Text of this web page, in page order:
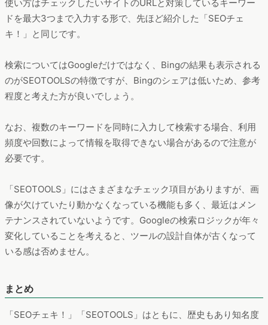
使い方はチェックしたいサイトのURLと対策しているキーワー
ドを最大3つまで入力する形で、先ほど紹介した「SEOチェ
キ！」と同じです。
検索についてはGoogleだけではなく、Bingの結果も表示される
のがSEOTOOLSの特徴ですが、Bingのシェアは低いため、参考
程度と考えた方が良いでしょう。
なお、複数のキーワードを同時に入力して検索する場合、利用
頻度や回数によって情報を取得できない場合があるので注意が
必要です。
「SEOTOOLS」にはさまざまなチェック項目がありますが、画
像が欠けていたり動かなくなっている機能も多く、最近はメン
テナンスされていないようです。Googleの検索ロジックが年々
変化していることを考えると、ツールの設計自体が古くなって
いる感は否めません。
まとめ
「SEOチェキ！」「SEOTOOLS」はともに、歴史もあり知名度